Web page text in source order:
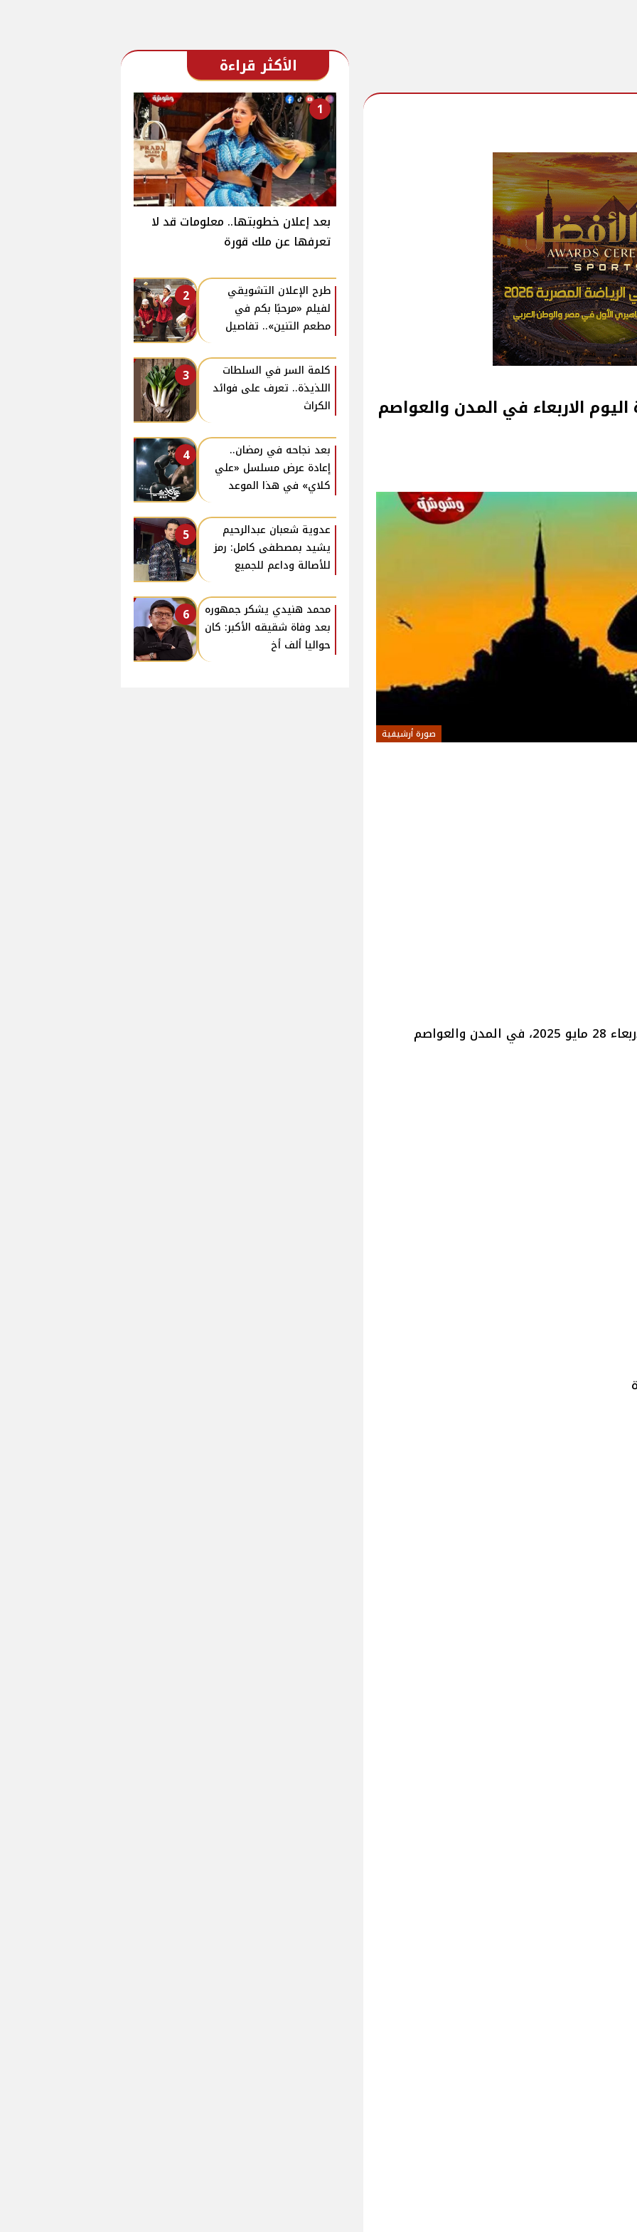
الاربعاء في المدن والعواصم
صورة أرشيفية
اليوم الاربعاء 28 مايو 2025، في المدن والعواصم
الأكثر قراءة
1
بعد إعلان خطوبتها.. معلومات قد لا
تعرفها عن ملك قورة
2
طرح الإعلان التشويقي
لفيلم «مرحبًا بكم في
مطعم التنين».. تفاصيل
3
كلمة السر في السلطات
اللذيذة.. تعرف على فوائد
الكراث
4
بعد نجاحه في رمضان..
إعادة عرض مسلسل «علي
كلاي» في هذا الموعد
5
عدوية شعبان عبدالرحيم
يشيد بمصطفى كامل: رمز
للأصالة وداعم للجميع
6
محمد هنيدي يشكر جمهوره
بعد وفاة شقيقه الأكبر: كان
حواليا ألف أخ